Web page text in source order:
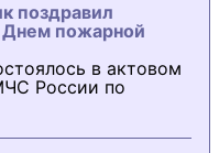
поздравил
Днем пожарной
в актовом
России по